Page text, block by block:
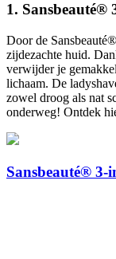
1. Sansbeauté®
Door de
zijdezachte huid.
verwijder je
lichaam. De
zowel droog als nat
onderweg! Ontdek
Sansbeauté® 3-